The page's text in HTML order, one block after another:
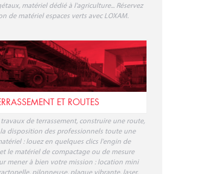
matériel dédié à l'agriculture... Réservez
de matériel espaces verts avec LOXAM.
ET ROUTES
travaux de terrassement, construire une route,
la disposition des professionnels toute une
: louez en quelques clics l'engin de
le matériel de compactage ou de mesure
mener à bien votre mission : location mini